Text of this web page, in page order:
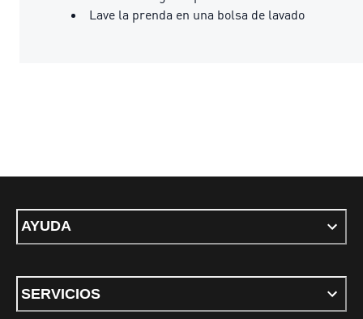
Lave la prenda en una bolsa de lavado
AYUDA
SERVICIOS